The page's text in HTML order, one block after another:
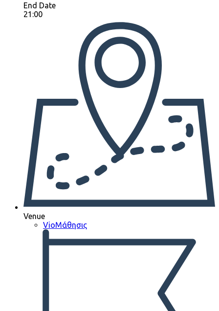
End Date
21:00
Venue
VioΜάθησις